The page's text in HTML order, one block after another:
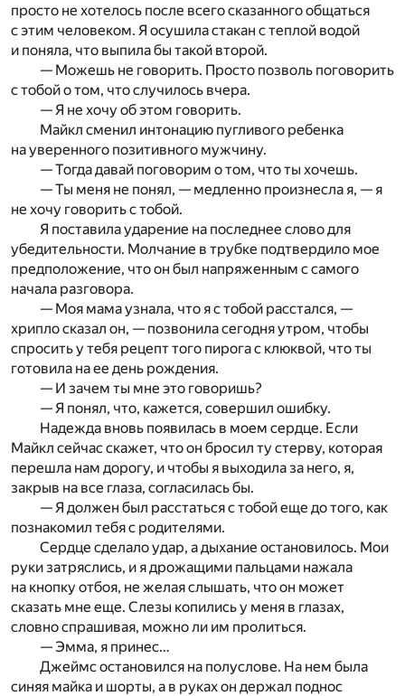
просто не хотелось после всего сказанного общаться
с этим человеком. Я осушила стакан с теплой водой
и поняла, что выпила бы такой второй.
— Можешь не говорить. Просто позволь поговорить
с тобой о том, что случилось вчера.
— Я не хочу об этом говорить.
Майкл сменил интонацию пугливого ребенка
на уверенного позитивного мужчину.
— Тогда давай поговорим о том, что ты хочешь.
— Ты меня не понял, — медленно произнесла я, — я
не хочу говорить с тобой.
Я поставила ударение на последнее слово для
убедительности. Молчание в трубке подтвердило мое
предположение, что он был напряженным с самого
начала разговора.
— Моя мама узнала, что я с тобой расстался, —
хрипло сказал он, — позвонила сегодня утром, чтобы
спросить у тебя рецепт того пирога с клюквой, что ты
готовила на ее день рождения.
— И зачем ты мне это говоришь?
— Я понял, что, кажется, совершил ошибку.
Надежда вновь появилась в моем сердце. Если
Майкл сейчас скажет, что он бросил ту стерву, которая
перешла нам дорогу, и чтобы я выходила за него, я,
закрыв на все глаза, согласилась бы.
— Я должен был расстаться с тобой еще до того, как
познакомил тебя с родителями.
Сердце сделало удар, а дыхание остановилось. Мои
руки затряслись, и я дрожащими пальцами нажала
на кнопку отбоя, не желая слышать, что он может
сказать мне еще. Слезы копились у меня в глазах,
словно спрашивая, можно ли им пролиться.
— Эмма, я принес…
Джеймс остановился на полуслове. На нем была
синяя майка и шорты, а в руках он держал поднос